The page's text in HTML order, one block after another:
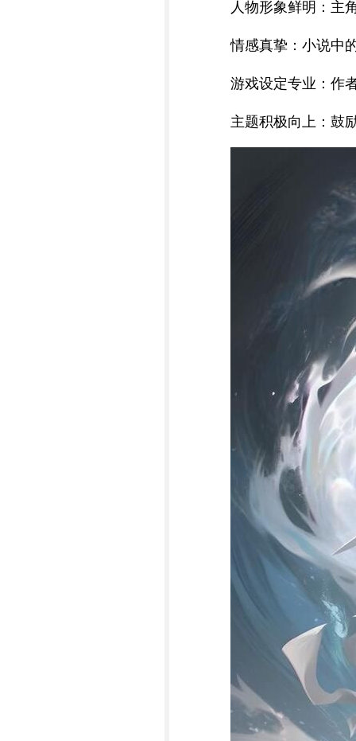
人物形象鲜明：主
情感真挚：小说中
游戏设定专业：作
主题积极向上：鼓